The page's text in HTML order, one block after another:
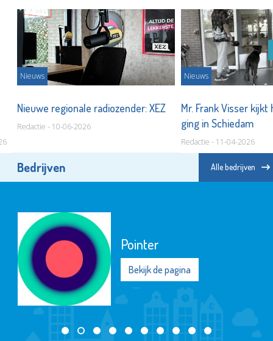
Nieuws
Nieuwe regionale radiozender: XEZ
Redactie - 10-06-2026
Nieuws
Mr. Frank Visser
ging in Schiedam
Redactie - 11-04-2026
Bedrijven Alle bedrijven
Pointer
Bekijk de pagina